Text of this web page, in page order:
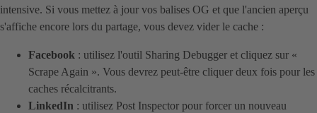
intensive. Si vous mettez à jour vos balises OG et que l'ancien aperçu
s'affiche encore lors du partage, vous devez vider le cache :
Facebook : utilisez l'outil Sharing Debugger et cliquez sur «
Scrape Again ». Vous devrez peut-être cliquer deux fois pour les
caches récalcitrants.
LinkedIn : utilisez Post Inspector pour forcer un nouveau